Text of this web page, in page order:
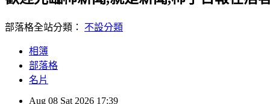
部落格全站分類： 不設分類
相簿
部落格
名片
Aug 08 Sat 2026 17:39